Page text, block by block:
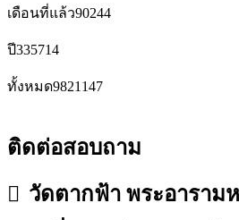
เดือนที่แล้ว90244
ปี335714
ทั้งหมด9821147
ติดต่อสอบถาม
วัดตากฟ้า พระอาราม